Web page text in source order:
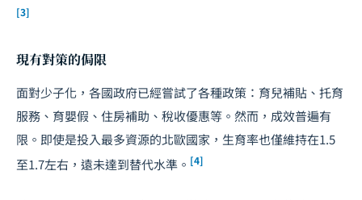
[3]
現有對策的侷限
面對少子化 ，各國政府已經嘗試了各種政策：育兒補貼、托育
服務、育嬰假、住房補助、稅收優惠等。然而，成效普遍有
限。即使是投入最多資源的北歐國家，生育率也僅維持在1.5
至1.7左右，遠未達到替代水準。 [4]